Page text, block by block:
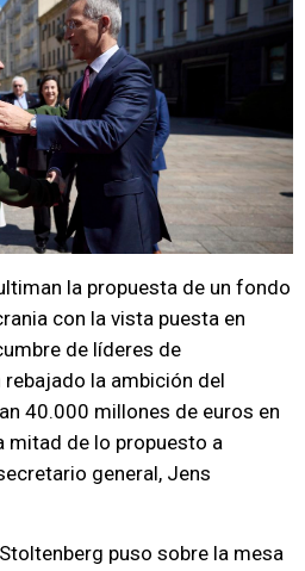
la propuesta de un fondo
con la vista puesta en
de líderes de
rebajado la ambición del
40.000 millones de euros en
mitad de lo propuesto a
general, Jens
puso sobre la mesa